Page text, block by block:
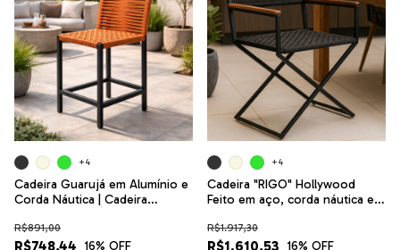
Cadeira Guarujá em Alumínio e
Corda Náutica | Cadeira
Varanda e Jardim
R$748,44
R$891,00
16% OFF
+4
Cadeira "RIGO" Hollywood
Feito em aço, corda náutica e
R$1.610,53
R$1.917,30
16% OFF
+4